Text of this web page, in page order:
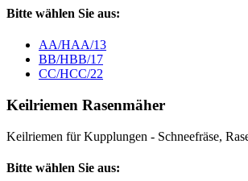
Bitte wählen Sie aus:
AA/HAA/13
BB/HBB/17
CC/HCC/22
Keilriemen Rasenmäher
Keilriemen für Kupplungen - Schneefräse,
Bitte wählen Sie aus: